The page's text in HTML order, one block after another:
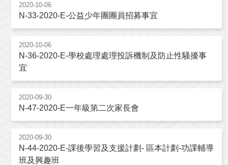
2020-10-06
N-33-2020-E-公益少年團團員招募事宜
2020-10-06
N-36-2020-E-學校處理處理投訴機制及防止性騷擾事
宜
2020-09-30
N-47-2020-E一年級第二次家長會
2020-09-30
N-44-2020-E-課後學習及支援計劃- 區本計劃-功課輔導
班及興趣班